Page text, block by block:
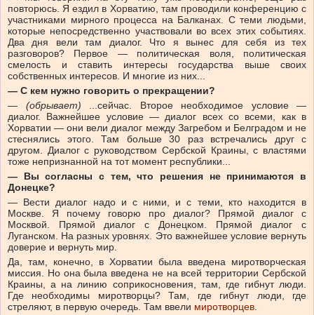
повторюсь. Я ездил в Хорватию, там проводили конференцию с
участниками мирного процесса на Балканах. С теми людьми,
которые непосредственно участвовали во всех этих событиях.
Два дня вели там диалог. Что я вынес для себя из тех
разговоров? Первое — политическая воля, политическая
смелость и ставить интересы государства выше своих
собственных интересов. И многие из них...
— С кем нужно говорить о прекращении?
— (обрывает) ...сейчас. Второе необходимое условие —
диалог. Важнейшее условие — диалог всех со всеми, как в
Хорватии — они вели диалог между Загребом и Белградом и не
стеснялись этого. Там больше 30 раз встречались друг с
другом. Диалог с руководством Сербской Краины, с властями
тоже непризнанной на тот момент республики...
— Вы согласны с тем, что решения не принимаются в
Донецке?
— Вести диалог надо и с ними, и с теми, кто находится в
Москве. Я почему говорю про диалог? Прямой диалог с
Москвой. Прямой диалог с Донецком. Прямой диалог с
Луганском. На разных уровнях. Это важнейшее условие вернуть
доверие и вернуть мир.
Да, там, конечно, в Хорватии была введена миротворческая
миссия. Но она была введена не на всей территории Сербской
Краины, а на линию соприкосновения, там, где гибнут люди.
Где необходимы миротворцы? Там, где гибнут люди, где
стреляют, в первую очередь. Там ввели миротворцев.